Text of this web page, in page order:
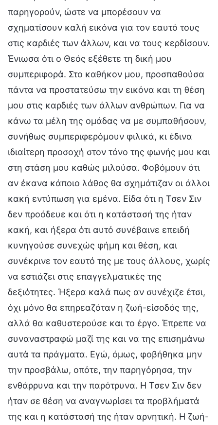
παρηγορούν, ώστε να μπορέσουν να
σχηματίσουν καλή εικόνα για τον εαυτό τους
στις καρδιές των άλλων, και να τους κερδίσουν.
Ένιωσα ότι ο Θεός εξέθετε τη δική μου
συμπεριφορά. Στο καθήκον μου, προσπαθούσα
πάντα να προστατεύσω την εικόνα και τη θέση
μου στις καρδιές των άλλων ανθρώπων. Για να
κάνω τα μέλη της ομάδας να με συμπαθήσουν,
συνήθως συμπεριφερόμουν φιλικά, κι έδινα
ιδιαίτερη προσοχή στον τόνο της φωνής μου και
στη στάση μου καθώς μιλούσα. Φοβόμουν ότι
αν έκανα κάποιο λάθος θα σχημάτιζαν οι άλλοι
κακή εντύπωση για εμένα. Είδα ότι η Τσεν Σιν
δεν προόδευε και ότι η κατάστασή της ήταν
κακή, και ήξερα ότι αυτό συνέβαινε επειδή
κυνηγούσε συνεχώς φήμη και θέση, και
συνέκρινε τον εαυτό της με τους άλλους, χωρίς
να εστιάζει στις επαγγελματικές της
δεξιότητες. Ήξερα καλά πως αν συνέχιζε έτσι,
όχι μόνο θα επηρεαζόταν η ζωή-είσοδός της,
αλλά θα καθυστερούσε και το έργο. Έπρεπε να
συναναστραφώ μαζί της και να της επισημάνω
αυτά τα πράγματα. Εγώ, όμως, φοβήθηκα μην
την προσβάλω, οπότε, την παρηγόρησα, την
ενθάρρυνα και την παρότρυνα. Η Τσεν Σιν δεν
ήταν σε θέση να αναγνωρίσει τα προβλήματά
της και η κατάστασή της ήταν αρνητική. Η ζωή-